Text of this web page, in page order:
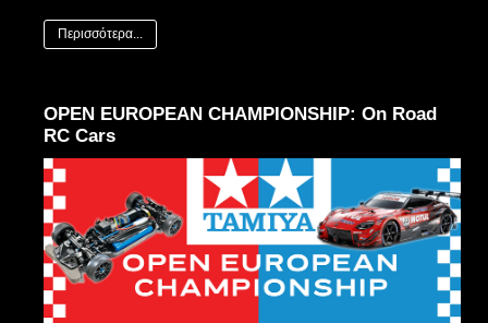
Περισσότερα...
ΟPEN EUROPEAN CHAMPIONSHIP: On Road
RC Cars